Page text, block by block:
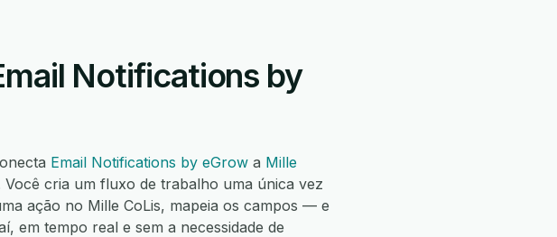
Notifications by
Email Notifications by eGrow a Mille
cria um fluxo de trabalho uma única vez
ação no Mille CoLis, mapeia os campos — e
em tempo real e sem a necessidade de